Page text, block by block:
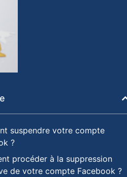
suspendre votre compte
?
procéder à la suppression
de votre compte Facebook ?